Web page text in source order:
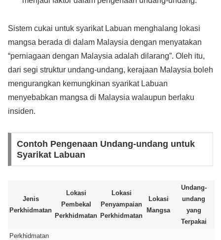
Sistem cukai untuk syarikat Labuan menghalang lokasi
mangsa berada di dalam Malaysia dengan menyatakan
“perniagaan dengan Malaysia adalah dilarang”. Oleh itu,
dari segi struktur undang-undang, kerajaan Malaysia boleh
mengurangkan kemungkinan syarikat Labuan
menyebabkan mangsa di Malaysia walaupun berlaku
insiden.
Contoh Pengenaan Undang-undang untuk
Syarikat Labuan
Jenis
Perkhidmatan
Lokasi
Pembekal
Perkhidmatan
Lokasi
Penyampaian
Perkhidmatan
Lokasi
Mangsa
Undang-
undang
yang
Terpakai
Perkhidmatan